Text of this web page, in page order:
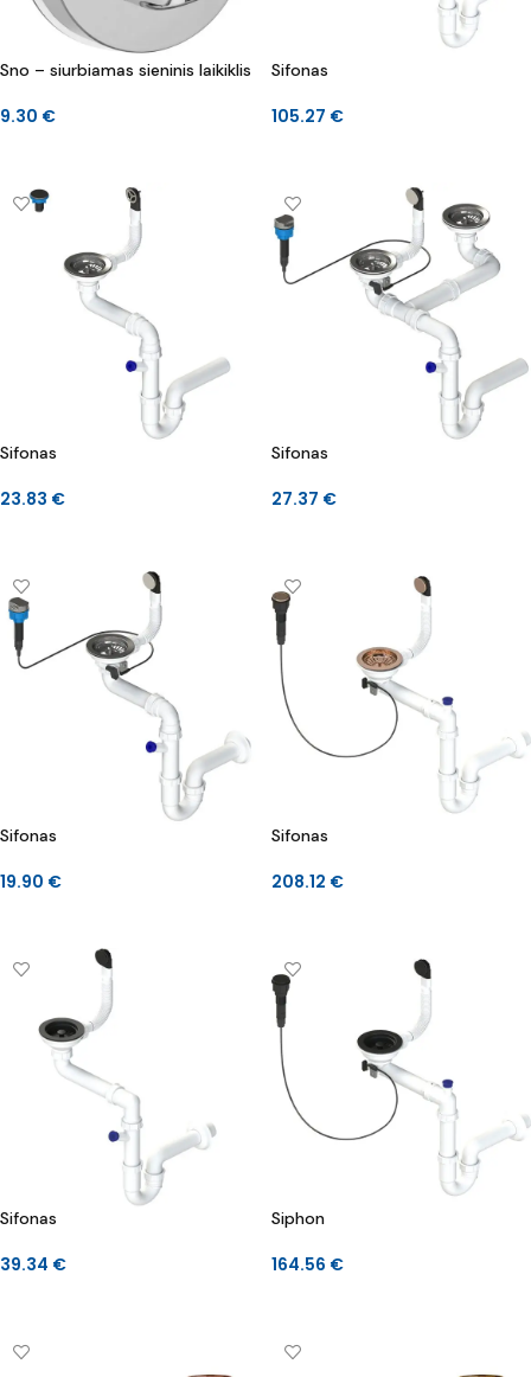
Sno – siurbiamas sieninis laikiklis
9.30 €
Sifonas
105.27 €
Sifonas
23.83 €
Sifonas
27.37 €
Sifonas
19.90 €
Sifonas
208.12 €
Sifonas
39.34 €
Siphon
164.56 €